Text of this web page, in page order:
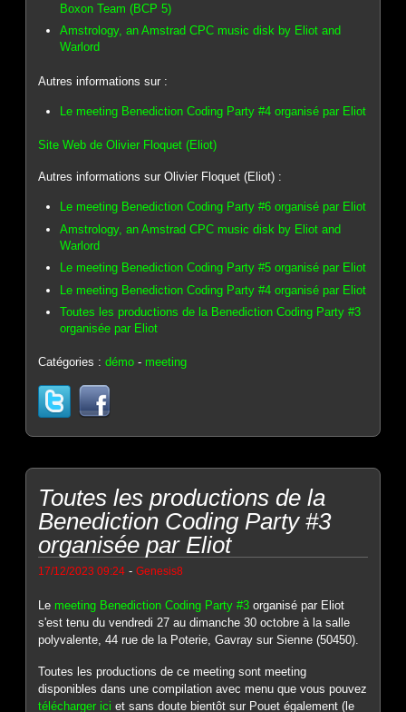
Boxon Team (BCP 5)
Amstrology, an Amstrad CPC music disk by Eliot and
Warlord
Autres informations sur :
Le meeting Benediction Coding Party #4 organisé par Eliot
Site Web de Olivier Floquet (Eliot)
Autres informations sur Olivier Floquet (Eliot) :
Le meeting Benediction Coding Party #6 organisé par Eliot
Amstrology, an Amstrad CPC music disk by Eliot and
Warlord
Le meeting Benediction Coding Party #5 organisé par Eliot
Le meeting Benediction Coding Party #4 organisé par Eliot
Toutes les productions de la Benediction Coding Party #3
organisée par Eliot
Catégories :démo - meeting
Toutes les productions de la
Benediction Coding Party #3
organisée par Eliot
17/12/2023 09:24 -Genesis8
Le meeting Benediction Coding Party #3 organisé par Eliot
s'est tenu du vendredi 27 au dimanche 30 octobre à la salle
polyvalente, 44 rue de la Poterie, Gavray sur Sienne (50450).
Toutes les productions de ce meeting sont meeting
disponibles dans une compilation avec menu que vous pouvez
télécharger ici et sans doute bientôt sur Pouet également (le